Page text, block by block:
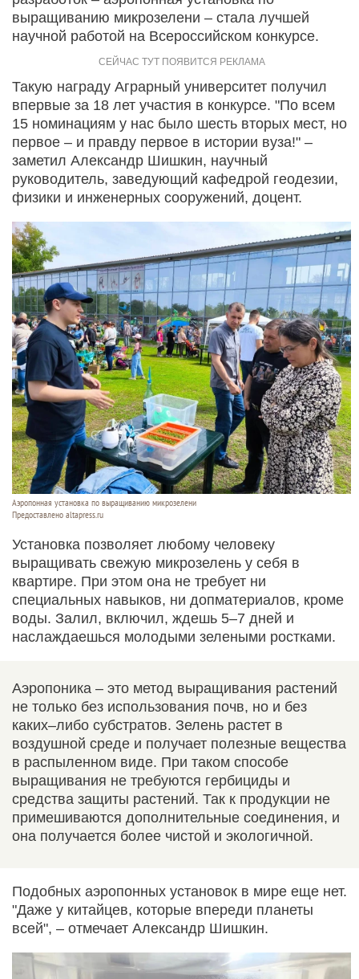
выращиванию микрозелени – стала лучшей
научной работой на Всероссийском конкурсе.
Такую награду Аграрный университет получил
впервые за 18 лет участия в конкурсе. "По всем
15 номинациям у нас было шесть вторых мест, но
первое – и правду первое в истории вуза!" –
заметил Александр Шишкин, научный
руководитель, заведующий кафедрой геодезии,
физики и инженерных сооружений, доцент.
Аэропонная установка по выращиванию микрозелени
Предоставлено altapress.ru
Установка позволяет любому человеку
выращивать свежую микрозелень у себя в
квартире. При этом она не требует ни
специальных навыков, ни допматериалов, кроме
воды. Залил, включил, ждешь 5–7 дней и
наслаждаешься молодыми зелеными ростками.
Аэропоника – это метод выращивания растений
не только без использования почв, но и без
каких–либо субстратов. Зелень растет в
воздушной среде и получает полезные вещества
в распыленном виде. При таком способе
выращивания не требуются гербициды и
средства защиты растений. Так к продукции не
примешиваются дополнительные соединения, и
она получается более чистой и экологичной.
Подобных аэропонных установок в мире еще нет.
"Даже у китайцев, которые впереди планеты
всей", – отмечает Александр Шишкин.